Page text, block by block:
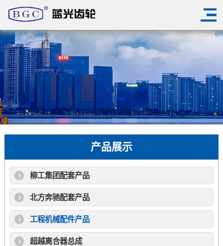
产品展示
柳工集团配套产品
北方奔驰配套产品
工程机械配件产品
超越离合器总成